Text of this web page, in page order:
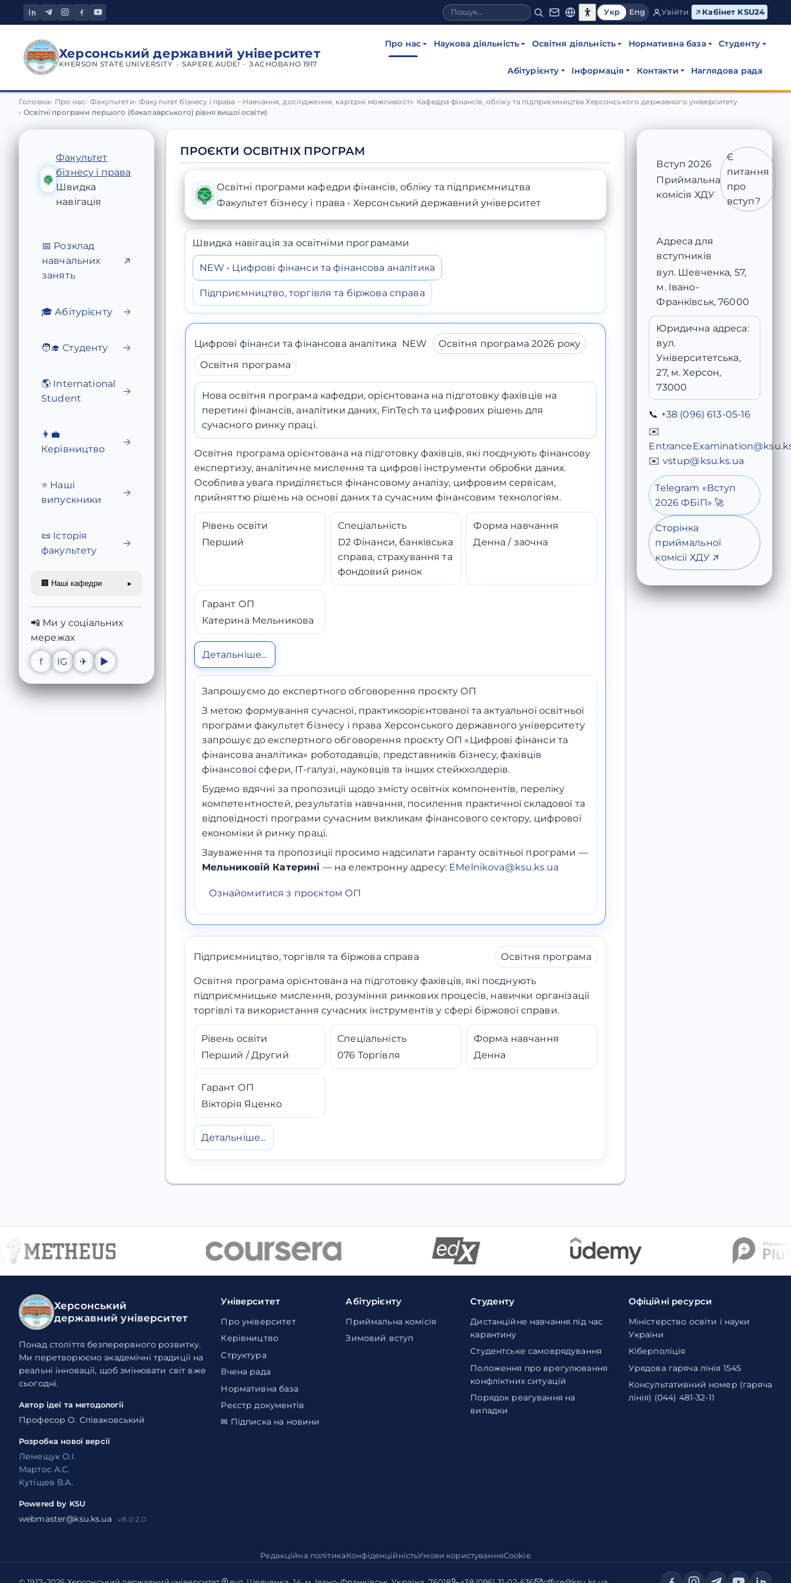
Укр Eng Увійти Кабінет KSU24
Херсонський державний університет
KHERSON STATE UNIVERSITY · SAPERE AUDE! · ЗАСНОВАНО 1917
Про нас Наукова діяльність Освітня діяльність Нормативна база Студенту
Абітурієнту Інформація Контакти Наглядова рада
Освітні програми першого (бакалаврського) рівня вищої освіти)
Головна Про нас Факультети Факультет бізнесу і права – Навчання, дослідження, кар'єрні можливості
Кафедра фінансів, обліку та підприємництва Херсонського державного університету
Освітні програми першого (бакалаврського) рівня вищої освіти)
Факультет
бізнесу і права
Швидка
навігація
📅 Розклад
навчальних
занять
↗
🎓 Абітурієнту →
🧑‍🎓 Студенту →
🌎 International
Student
→
👩‍💼
Керівництво
→
⭐ Наші
випускники
→
📜 Історія
факультету
→
🏢 Наші кафедри ▸
📲 Ми у соціальних
мережах
f IG ✈ ▶
ПРОЄКТИ ОСВІТНІХ ПРОГРАМ
Освітні програми кафедри фінансів, обліку та підприємництва
Факультет бізнесу і права • Херсонський державний університет
Швидка навігація за освітніми програмами
NEW • Цифрові фінанси та фінансова аналітика
Підприємництво, торгівля та біржова справа
Цифрові фінанси та фінансова аналітика NEW
Освітня програма 2026 року
Освітня програма
Нова освітня програма кафедри, орієнтована на підготовку фахівців на
перетині фінансів, аналітики даних, FinTech та цифрових рішень для
сучасного ринку праці.
Освітня програма орієнтована на підготовку фахівців, які поєднують фінансову
експертизу, аналітичне мислення та цифрові інструменти обробки даних.
Особлива увага приділяється фінансовому аналізу, цифровим сервісам,
прийняттю рішень на основі даних та сучасним фінансовим технологіям.
Рівень освіти
Перший
Спеціальність
D2 Фінанси, банківська
справа, страхування та
фондовий ринок
Форма навчання
Денна / заочна
Гарант ОП
Катерина Мельникова
Детальніше...
Запрошуємо до експертного обговорення проєкту ОП
З метою формування сучасної, практикоорієнтованої та актуальної освітньої
програми факультет бізнесу і права Херсонського державного університету
запрошує до експертного обговорення проєкту ОП «Цифрові фінанси та
фінансова аналітика» роботодавців, представників бізнесу, фахівців
фінансової сфери, ІТ-галузі, науковців та інших стейкхолдерів.
Будемо вдячні за пропозиції щодо змісту освітніх компонентів, переліку
компетентностей, результатів навчання, посилення практичної складової та
відповідності програми сучасним викликам фінансового сектору, цифрової
економіки й ринку праці.
Зауваження та пропозиції просимо надсилати гаранту освітньої програми —
Мельниковій Катерині — на електронну адресу: EMelnikova@ksu.ks.ua
Ознайомитися з проєктом ОП
Підприємництво, торгівля та біржова справа Освітня програма
Освітня програма орієнтована на підготовку фахівців, які поєднують
підприємницьке мислення, розуміння ринкових процесів, навички організації
торгівлі та використання сучасних інструментів у сфері біржової справи.
Рівень освіти
Перший / Другий
Спеціальність
076 Торгівля
Форма навчання
Денна
Гарант ОП
Вікторія Яценко
Детальніше...
Вступ 2026
Приймальна
комісія ХДУ
Є
питання
про
вступ?
Адреса для
вступників
вул. Шевченка, 57,
м. Івано-
Франківськ, 76000
Юридична адреса:
вул.
Університетська,
27, м. Херсон,
73000
📞 +38 (096) 613-05-16
✉️
✉️ vstup@ksu.ks.ua
Telegram «Вступ
2026 ФБіП» 🚀
Сторінка
приймальної
комісії ХДУ ↗
Херсонський
державний університет
Понад століття безперервного розвитку.
Ми перетворюємо академічні традиції на
реальні інновації, щоб змінювати світ вже
сьогодні.
Автор ідеї та методології
Професор О. Співаковський
Розробка нової версії
Лемещук О.І.
Мартос А.С.
Кутіщев В.А.
Powered by KSU
webmaster@ksu.ks.ua v8.0.2.0
Університет
Про університет
Керівництво
Структура
Вчена рада
Нормативна база
Реєстр документів
✉ Підписка на новини
Абітурієнту
Приймальна комісія
Зимовий вступ
Студенту
Дистанційне навчання під час
карантину
Студентське самоврядування
Положення про врегулювання
конфліктних ситуацій
Порядок реагування на
випадки
Офіційні ресурси
Міністерство освіти і науки
України
Кіберполіція
Урядова гаряча лінія 1545
Консультативний номер (гаряча
лінія) (044) 481-32-11
Редакційна політикаКонфіденційністьУмови користуванняCookie